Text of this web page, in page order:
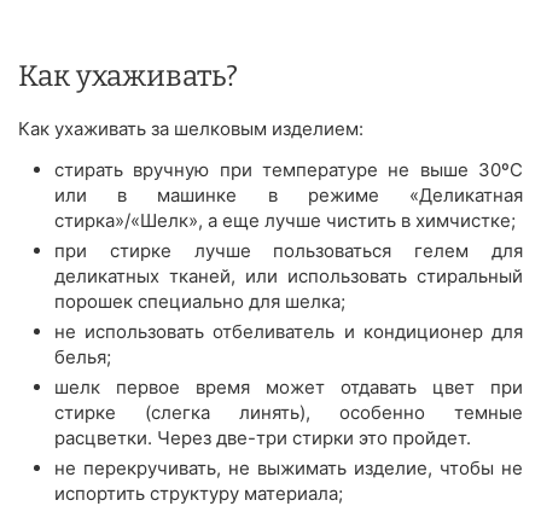
Как ухаживать?
Как ухаживать за шелковым изделием:
стирать вручную при температуре не выше 30ºС
или в машинке в режиме «Деликатная
стирка»/«Шелк», а еще лучше чистить в химчистке;
при стирке лучше пользоваться гелем для
деликатных тканей, или использовать стиральный
порошек специально для шелка;
не использовать отбеливатель и кондиционер для
белья;
шелк первое время может отдавать цвет при
стирке (слегка линять), особенно темные
расцветки. Через две-три стирки это пройдет.
не перекручивать, не выжимать изделие, чтобы не
испортить структуру материала;